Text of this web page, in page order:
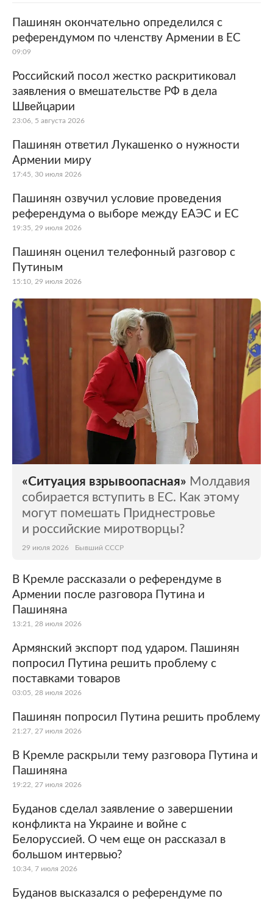
Пашинян окончательно определился с
референдумом по членству Армении в ЕС
09:09
Российский посол жестко раскритиковал
заявления о вмешательстве РФ в дела
Швейцарии
23:06, 5 августа 2026
Пашинян ответил Лукашенко о нужности
Армении миру
17:45, 30 июля 2026
Пашинян озвучил условие проведения
референдума о выборе между ЕАЭС и ЕС
19:35, 29 июля 2026
Пашинян оценил телефонный разговор с
Путиным
15:10, 29 июля 2026
«Ситуация взрывоопасная» Молдавия
собирается вступить в ЕС. Как этому
могут помешать Приднестровье
и российские миротворцы?
29 июля 2026 Бывший СССР
В Кремле рассказали о референдуме в
Армении после разговора Путина и
Пашиняна
13:21, 28 июля 2026
Армянский экспорт под ударом. Пашинян
попросил Путина решить проблему с
поставками товаров
03:05, 28 июля 2026
Пашинян попросил Путина решить проблему
21:27, 27 июля 2026
В Кремле раскрыли тему разговора Путина и
Пашиняна
19:22, 27 июля 2026
Буданов сделал заявление о завершении
конфликта на Украине и войне с
Белоруссией. О чем еще он рассказал в
большом интервью?
10:34, 7 июля 2026
Буданов высказался о референдуме по